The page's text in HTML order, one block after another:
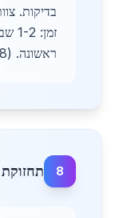
ראשונה. (68 מילים)
8 תחזוקת